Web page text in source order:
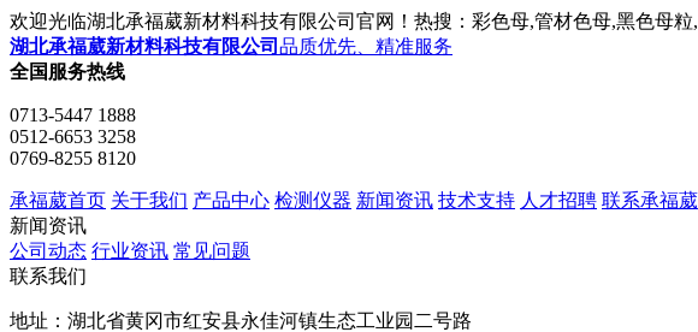
欢迎光临湖北承福葳新材料科技有限公司官网！热搜：彩色母,管材色母,黑色母
湖北承福葳新材料科技有限公司 品质优先、精准服务
全国服务热线
0713-5447 1888
0512-6653 3258
0769-8255 8120
承福葳首页 关于我们 产品中心 检测仪器 新闻资讯 技术支持 人才招聘 联系承福葳
新闻资讯
公司动态 行业资讯 常见问题
联系我们
地址：湖北省黄冈市红安县永佳河镇生态工业园二号路